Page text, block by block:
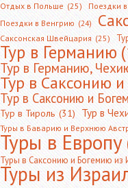
Отдых в Польше (25) Поездки
Поездки в Венгрию (24)
Саксонская Швейцария (25)
Тур в Германию
Тур в Германию,
Тур в Саксонию
Тур в Саксонию и
Тур в Тироль (31) Тур в
Туры в Баварию и Верхнюю
Туры в Европу
Туры в Саксонию и Богемию из
Туры из